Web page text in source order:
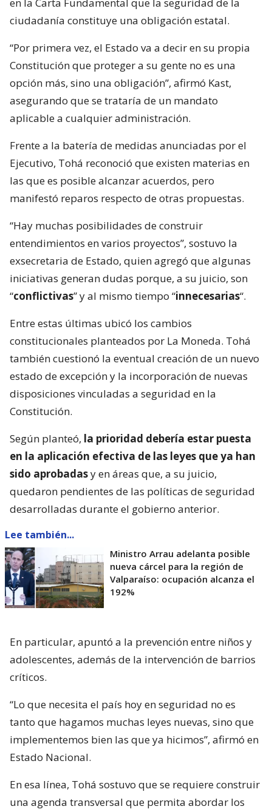
en la Carta Fundamental que la seguridad de la
ciudadanía constituye una obligación estatal.
“Por primera vez, el Estado va a decir en su propia
Constitución que proteger a su gente no es una
opción más, sino una obligación”, afirmó Kast,
asegurando que se trataría de un mandato
aplicable a cualquier administración.
Frente a la batería de medidas anunciadas por el
Ejecutivo, Tohá reconoció que existen materias en
las que es posible alcanzar acuerdos, pero
manifestó reparos respecto de otras propuestas.
“Hay muchas posibilidades de construir
entendimientos en varios proyectos”, sostuvo la
exsecretaria de Estado, quien agregó que algunas
iniciativas generan dudas porque, a su juicio, son
“conflictivas” y al mismo tiempo “innecesarias“.
Entre estas últimas ubicó los cambios
constitucionales planteados por La Moneda. Tohá
también cuestionó la eventual creación de un nuevo
estado de excepción y la incorporación de nuevas
disposiciones vinculadas a seguridad en la
Constitución.
Según planteó, la prioridad debería estar puesta
en la aplicación efectiva de las leyes que ya han
sido aprobadasy en áreas que, a su juicio,
quedaron pendientes de las políticas de seguridad
desarrolladas durante el gobierno anterior.
Lee también...
Ministro Arrau adelanta posible
nueva cárcel para la región de
Valparaíso: ocupación alcanza el
192%
En particular, apuntó a la prevención entre niños y
adolescentes, además de la intervención de barrios
críticos.
“Lo que necesita el país hoy en seguridad no es
tanto que hagamos muchas leyes nuevas, sino que
implementemos bien las que ya hicimos”, afirmó en
Estado Nacional.
En esa línea, Tohá sostuvo que se requiere construir
una agenda transversal que permita abordar los